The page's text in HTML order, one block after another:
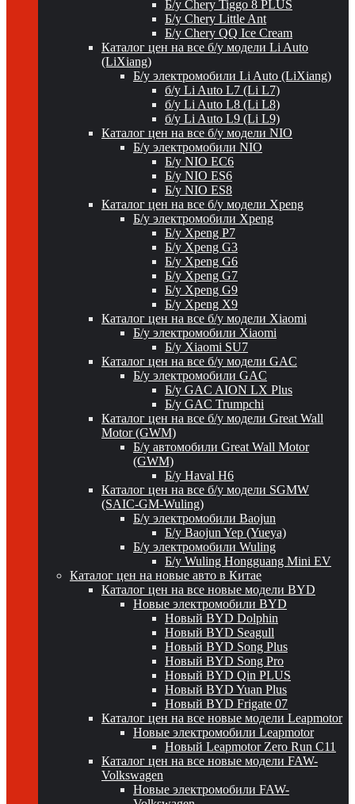
Б/у Chery Tiggo 8 PLUS
Б/у Chery Little Ant
Б/у Chery QQ Ice Cream
Каталог цен на все б/у модели Li Auto
(LiXiang)
Б/у электромобили Li Auto (LiXiang)
б/у Li Auto L7 (Li L7)
б/у Li Auto L8 (Li L8)
б/у Li Auto L9 (Li L9)
Каталог цен на все б/у модели NIO
Б/у электромобили NIO
Б/у NIO EC6
Б/у NIO ES6
Б/у NIO ES8
Каталог цен на все б/у модели Xpeng
Б/у электромобили Xpeng
Б/у Xpeng P7
Б/у Xpeng G3
Б/у Xpeng G6
Б/у Xpeng G7
Б/у Xpeng G9
Б/у Xpeng X9
Каталог цен на все б/у модели Xiaomi
Б/у электромобили Xiaomi
Б/у Xiaomi SU7
Каталог цен на все б/у модели GAC
Б/у электромобили GAC
Б/у GAC AION LX Plus
Б/у GAC Trumpchi
Каталог цен на все б/у модели Great Wall
Motor (GWM)
Б/у автомобили Great Wall Motor
(GWM)
Б/у Haval H6
Каталог цен на все б/у модели SGMW
(SAIC-GM-Wuling)
Б/у электромобили Baojun
Б/у Baojun Yep (Yueya)
Б/у электромобили Wuling
Б/у Wuling Hongguang Mini EV
Каталог цен на новые авто в Китае
Каталог цен на все новые модели BYD
Новые электромобили BYD
Новый BYD Dolphin
Новый BYD Seagull
Новый BYD Song Plus
Новый BYD Song Pro
Новый BYD Qin PLUS
Новый BYD Yuan Plus
Новый BYD Frigate 07
Каталог цен на все новые модели Leapmotor
Новые электромобили Leapmotor
Новый Leapmotor Zero Run C11
Каталог цен на все новые модели FAW-
Volkswagen
Новые электромобили FAW-